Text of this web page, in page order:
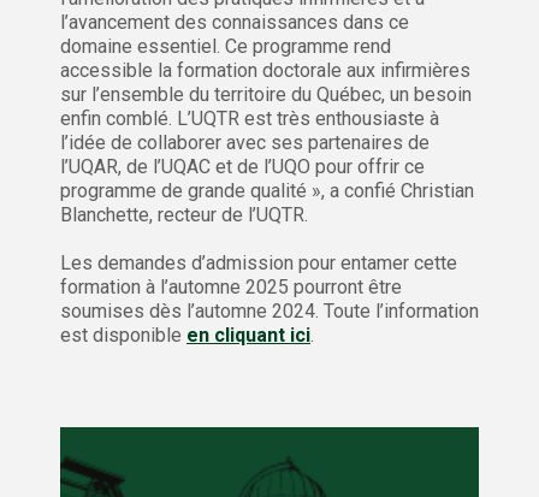
l’avancement des connaissances dans ce
domaine essentiel. Ce programme rend
accessible la formation doctorale aux infirmières
sur l’ensemble du territoire du Québec, un besoin
enfin comblé. L’UQTR est très enthousiaste à
l’idée de collaborer avec ses partenaires de
l’UQAR, de l’UQAC et de l’UQO pour offrir ce
programme de grande qualité », a confié Christian
Blanchette, recteur de l’UQTR.
Les demandes d’admission pour entamer cette
formation à l’automne 2025 pourront être
soumises dès l’automne 2024. Toute l’information
est disponible en cliquant ici.